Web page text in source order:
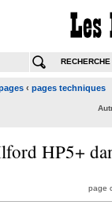
RECHERCHE
‹ pages techniques
HP5+
page